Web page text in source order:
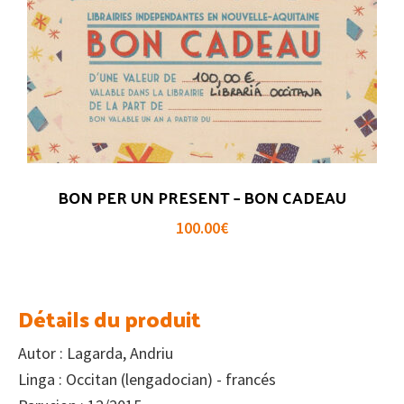
BON PER UN PRESENT – BON CADEAU
100.00€
Détails du produit
Autor : Lagarda, Andriu
Linga : Occitan (lengadocian) - francés